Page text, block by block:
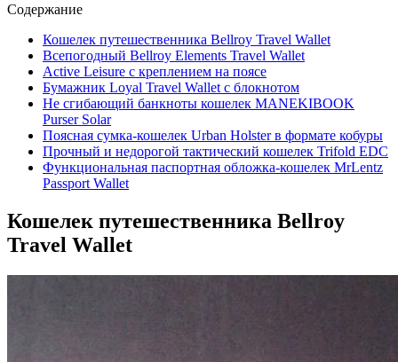
Содержание
Кошелек путешественника Bellroy Travel Wallet
Всепогодный Bellroy Elements Travel Wallet
Active Leisure с креплением на поясе
Бумажник Loyal Travel Wallet с блокнотом
Не сгибающий банкноты кошелек MANEKIBOOK
Purser Solar
Поясная сумка-кошелек Urban Holster в формате кобуры
Прочный и недорогой тактический кошелек Trifold EDC
Функциональная паспортная обложка-кошелек MrLentz
Passport Wallet
Кошелек путешественника Bellroy
Travel Wallet